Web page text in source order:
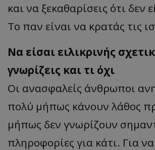
και να ξεκαθαρίσεις ότι δεν
Το παν είναι να κρατάς τις
Να είσαι ειλικρινής
γνωρίζεις και τι όχι
Οι ανασφαλείς άνθρωποι
πολύ μήπως κάνουν λάθος
μήπως δεν γνωρίζουν
πληροφορίες για κάτι. Για